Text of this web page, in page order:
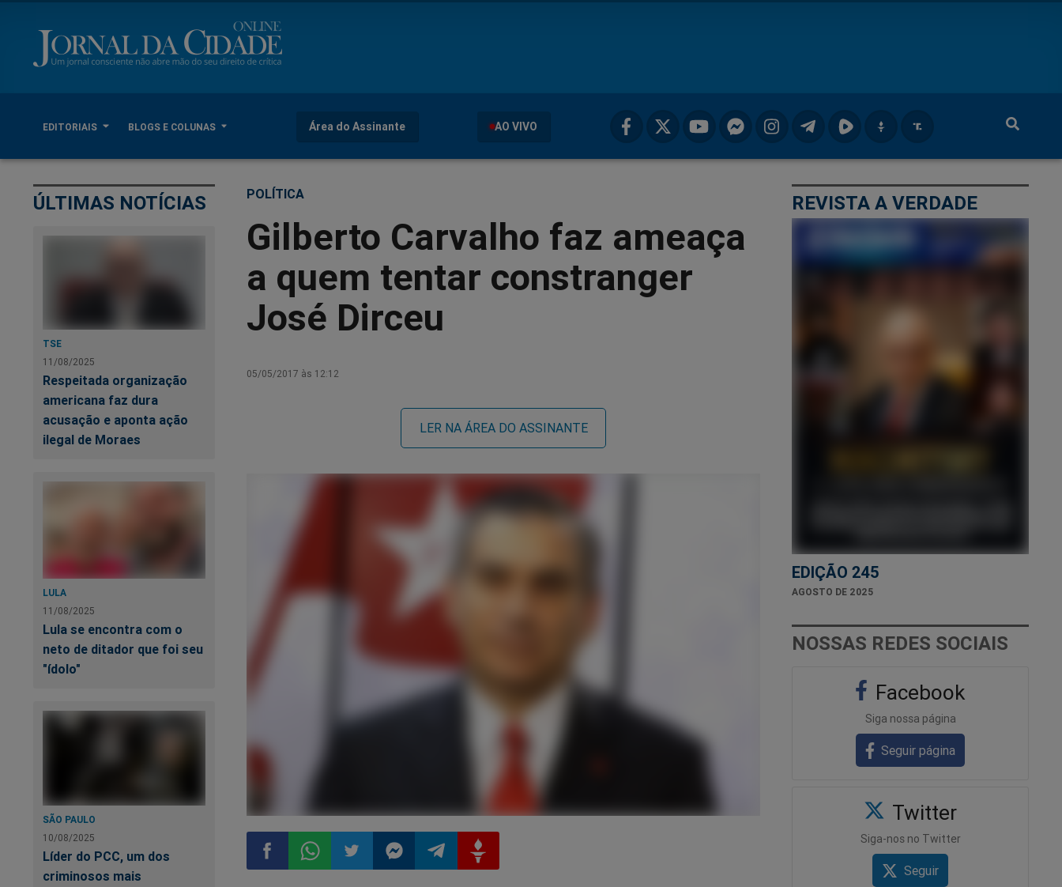
EDITORIAIS BLOGS E COLUNAS Área do Assinante AO VIVO
ÚLTIMAS NOTÍCIAS
TSE
11/08/2025
Respeitada organização
americana faz dura
acusação e aponta ação
ilegal de Moraes
LULA
11/08/2025
Lula se encontra com o
neto de ditador que foi seu
"ídolo"
SÃO PAULO
10/08/2025
Líder do PCC, um dos
criminosos mais
POLÍTICA
Gilberto Carvalho faz ameaça
a quem tentar constranger
José Dirceu
05/05/2017 às 12:12
LER NA ÁREA DO ASSINANTE
REVISTA A VERDADE
EDIÇÃO 245
AGOSTO DE 2025
NOSSAS REDES SOCIAIS
Facebook
Siga nossa página
Seguir página
Twitter
Siga-nos no Twitter
Seguir